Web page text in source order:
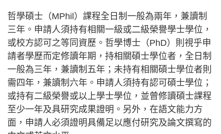
哲學碩士（MPhil）課程全日制一般為兩年，兼讀制
三年。申請人須持有相關一級或二級榮譽學士學位，
或校方認可之等同資歷。哲學博士（PhD）則視乎申
請者學歷而定修讀年期，持相關碩士學位者，全日制
一般為三年，兼讀制五年；未持有相關碩士學位者則
需四年，兼讀制六年。申請人須持有認可碩士學位；
或持有二級榮譽或以上學士學位，並曾修讀碩士課程
至少一年及具研究成果證明。另外，在語文能力方
面，申請人必須證明具備足以應付研究及論文撰寫的